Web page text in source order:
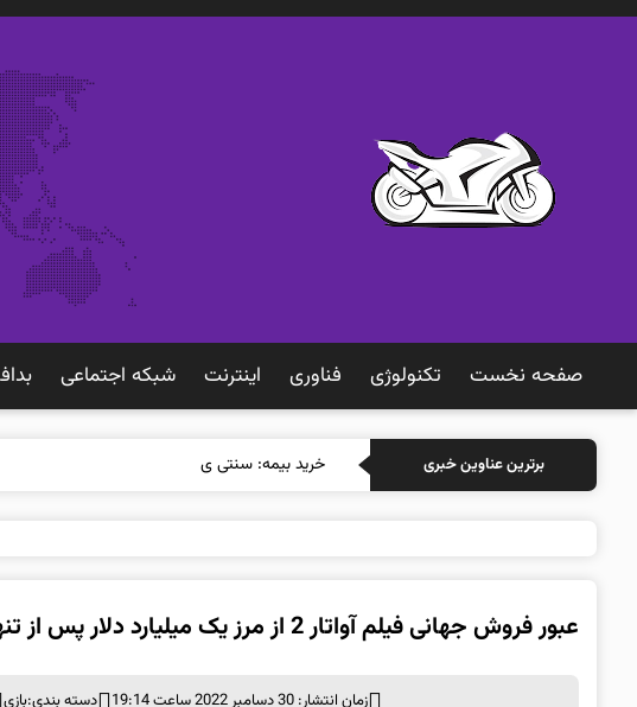
صفحه نخست تکنولوژی فناوری اينترنت شبكه اجتماعی
برترین عناوین خبری خرید بیمه: سنتی یا آنلاین؟ کدامیک ت
عبور فروش جهانی فیلم آواتار 2 از مرز یک میلیارد دلار پس از تنها ۱۴ روز
زمان انتشار: 30 دسامبر 2022 ساعت 19:14 دسته بندی:بازی